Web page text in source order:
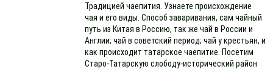
Традицией чаепития. Узнаете происхождение
чая и его виды. Способ заваривания, сам чайный
путь из Китая в Россию, так же чай в России и
Англии; чай в советский период; чай у крестьян, и
как происходит татарское чаепитие. Посетим
Старо-Татарскую слободу-исторический район